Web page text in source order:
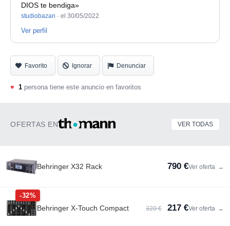
DIOS te bendiga»
studiobazan · el 30/05/2022
Ver perfil
Favorito Ignorar Denunciar
♥ 1 persona tiene este anuncio en favoritos
OFERTAS EN VER TODAS
Behringer X32 Rack 790 €Ver oferta →
-32%
Behringer X-Touch Compact 320 € 217 €Ver oferta →